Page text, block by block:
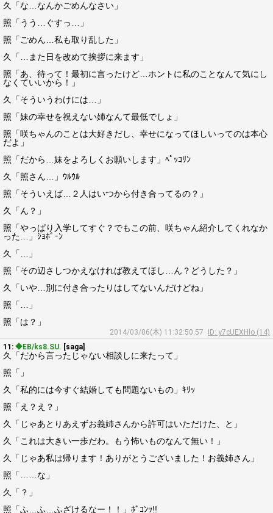
久「な…なんかごめんなさい」
照「うう…ぐすっ…」
照「ごめん…私も取り乱した」
久「…また日を改めて挨拶に来ます」
照「あ、待って！最初に言ったけど…ホントに私のことなんて気にし
なくていいから！」
久「そういうわけには…」
照「妹の幸せを祝えない姉なんて最低でしょ」
照「咲ちゃんのことは大好きだし、幸せになってほしいってのは本心
だよ」
照「だから…妹をよろしくお願いします」ﾍﾟｯｺﾘﾝ
久「照さん…」ｳﾙｳﾙ
照「そういえば…２人はいつから付き合ってるの？」
久「ん？」
照「やっぱり入学してすぐ？でもこの前、咲ちゃん紹介してくれなか
った…」ｼｮﾎﾞｰﾝ
久「…」
照「その辺さしつかえなければ教えてほし…ん？どうした？」
久「いや…別に付き合ったりはしてないんだけどね」
照「…」
照「は？」
2014/03/06(木) 11:32:50.57
ID: y7cUEXHlo (14)
11: ◆EB/ks8.SU. [saga]
久「だから言ったじゃない相談しに来たって」
照「」
久「私的には今すぐ結婚しても問題ないもの」ｷﾘｯ
照「え？え？」
久「じゃあとりあえずお義姉さんから許可はいただけた、と」
久「これは大きい一歩だわ。もう怖いものなんて無い！」
久「じゃあ私は帰ります！ありがとうございました！お義姉さん」
照「……な」
久「？」
照「ふ…ふ…ふざけるなー！！」ﾎﾞｺﾝｯ!!